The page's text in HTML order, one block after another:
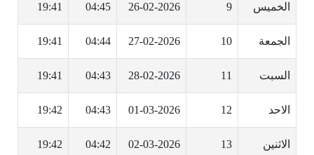
الخميس 9
26-02-2026
04:45
19:41
الجمعة 10
27-02-2026
04:44
19:41
السبت 11
28-02-2026
04:43
19:41
الاحد 12
01-03-2026
04:43
19:42
الاثنين 13
02-03-2026
04:42
19:42